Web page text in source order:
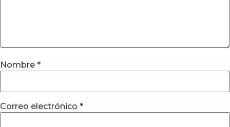
Nombre *
Correo electrónico *